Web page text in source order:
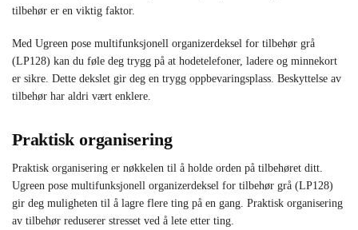
tilbehør er en viktig faktor.
Med Ugreen pose multifunksjonell organizerdeksel for tilbehør grå
(LP128) kan du føle deg trygg på at hodetelefoner, ladere og minnekort
er sikre. Dette dekslet gir deg en trygg oppbevaringsplass. Beskyttelse av
tilbehør har aldri vært enklere.
Praktisk organisering
Praktisk organisering er nøkkelen til å holde orden på tilbehøret ditt.
Ugreen pose multifunksjonell organizerdeksel for tilbehør grå (LP128)
gir deg muligheten til å lagre flere ting på en gang. Praktisk organisering
av tilbehør reduserer stresset ved å lete etter ting.